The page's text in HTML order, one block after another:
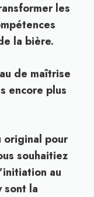
les
la bière.
de maîtrise
encore plus
original pour
souhaitiez
au
sont la